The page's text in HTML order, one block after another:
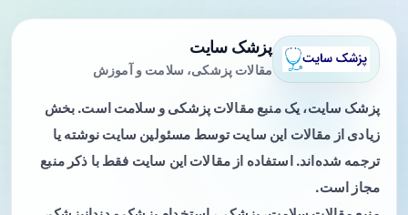
پزشک سایت
مقالات پزشکی، سلامت و آموزش
پزشک سایت، یک منبع مقالات پزشکی و سلامت است. بخش
زیادی از مقالات این سایت توسط مسئولین سایت نوشته یا
ترجمه شده‌اند. استفاده از مقالات این سایت فقط با ذکر منبع
مجاز است.